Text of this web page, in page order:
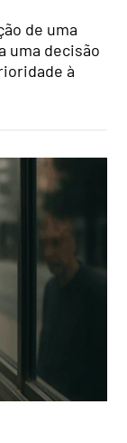
de uma
uma decisão
à